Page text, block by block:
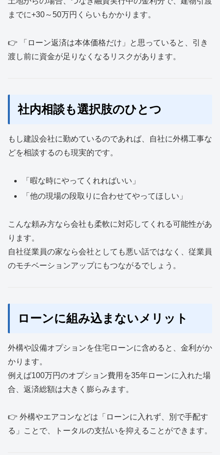
までに+30～50万円くらいもかかります。
👉 「ローン返済は本体価格だけ」と思っていると、引き
渡し前に資金が足りなくなるリスクがあります。
社内相談も選択肢のひとつ
もし建設会社に勤めているのであれば、自社に外構工事な
どを相談するのも現実的です。
「暇な時にやってくれればいい」
「他の現場の段取りに合わせてやってほしい」
こんな頼み方なら会社も柔軟に対応してくれる可能性があ
ります。
自社従業員の家なら会社としても悪い話ではなく、従業員
のモチベーションアップにもつながるでしょう。
ローンに組み込まないメリット
外構や設備オプションを住宅ローンに含めると、金利がか
かります。
例えば100万円のオプション費用を35年ローンに入れた場
合、返済総額は大きく膨らみます。
👉 外構やエアコンなどは「ローンに入れず、別で手配す
る」ことで、トータルの支払いを抑えることができます。